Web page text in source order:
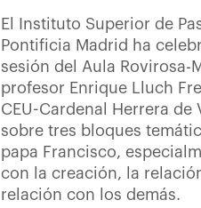
El Instituto Superior de
Pontificia Madrid ha
sesión del Aula Rovirosa-
profesor Enrique Lluch
CEU-Cardenal Herrera
sobre tres bloques
papa Francisco,
con la creación, la
relación con los demás.